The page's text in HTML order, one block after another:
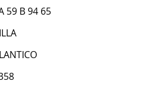
59 B 94 65